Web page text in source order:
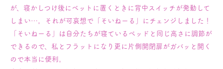
が、寝かしつけ後にベットに置くときに背中スイッチが発動して
しまい…。それが可哀想で「そいねーる」にチェンジしました！
「そいねーる」は自分たちが寝ているベッドと同じ高さに調節が
できるので、私とフラットになり更に片側開閉扉がガバッと開く
ので本当に便利。